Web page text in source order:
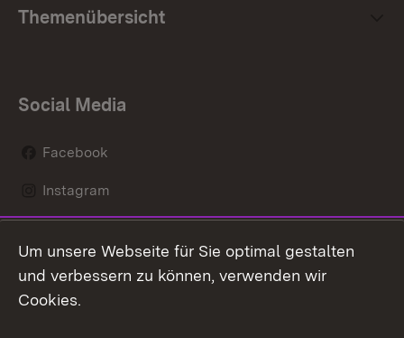
Themenübersicht
Social Media
Facebook
Instagram
Social Wall
Youtube
Um unsere Webseite für Sie optimal gestalten
und verbessern zu können, verwenden wir
Cookies.